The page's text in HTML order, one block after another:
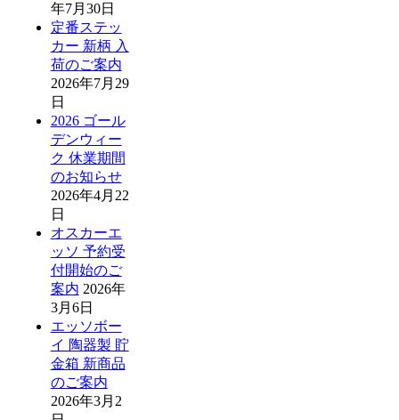
年7月30日
定番ステッ
カー 新柄 入
荷のご案内
2026年7月29
日
2026 ゴール
デンウィー
ク 休業期間
のお知らせ
2026年4月22
日
オスカーエ
ッソ 予約受
付開始のご
案内 2026年
3月6日
エッソボー
イ 陶器製 貯
金箱 新商品
のご案内
2026年3月2